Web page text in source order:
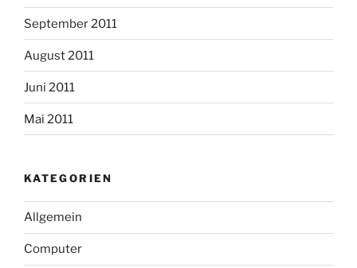
September 2011
August 2011
Juni 2011
Mai 2011
KATEGORIEN
Allgemein
Computer